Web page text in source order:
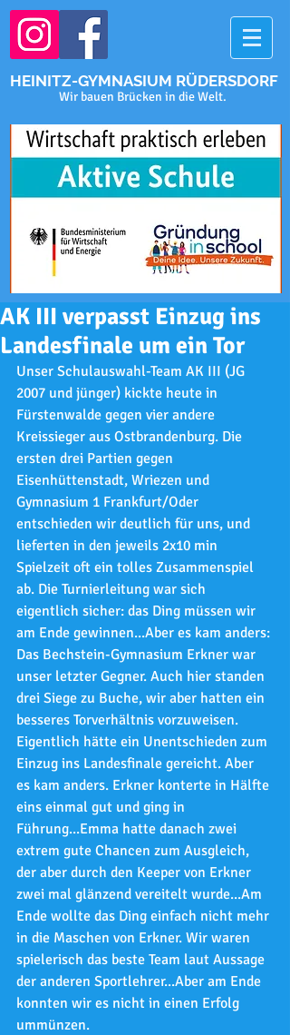
HEINITZ-GYMNASIUM RÜDERSDORF
Wir bauen Brücken in die Welt.
AK III verpasst Einzug ins
Landesfinale um ein Tor
Unser Schulauswahl-Team AK III (JG
2007 und jünger) kickte heute in
Fürstenwalde gegen vier andere
Kreissieger aus Ostbrandenburg. Die
ersten drei Partien gegen
Eisenhüttenstadt, Wriezen und
Gymnasium 1 Frankfurt/Oder
entschieden wir deutlich für uns, und
lieferten in den jeweils 2x10 min
Spielzeit oft ein tolles Zusammenspiel
ab. Die Turnierleitung war sich
eigentlich sicher: das Ding müssen wir
am Ende gewinnen...Aber es kam anders:
Das Bechstein-Gymnasium Erkner war
unser letzter Gegner. Auch hier standen
drei Siege zu Buche, wir aber hatten ein
besseres Torverhältnis vorzuweisen.
Eigentlich hätte ein Unentschieden zum
Einzug ins Landesfinale gereicht. Aber
es kam anders. Erkner konterte in Hälfte
eins einmal gut und ging in
Führung...Emma hatte danach zwei
extrem gute Chancen zum Ausgleich,
der aber durch den Keeper von Erkner
zwei mal glänzend vereitelt wurde...Am
Ende wollte das Ding einfach nicht mehr
in die Maschen von Erkner. Wir waren
spielerisch das beste Team laut Aussage
der anderen Sportlehrer...Aber am Ende
konnten wir es nicht in einen Erfolg
ummünzen.